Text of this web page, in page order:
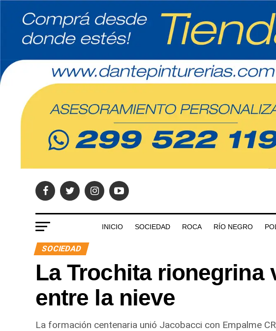
INICIO SOCIEDAD ROCA RÍO NEGRO
SOCIEDAD
La Trochita rionegrina
entre la nieve
La formación centenaria unió Jacobacci con Empalme